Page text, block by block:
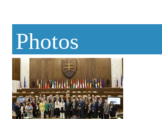
Photos